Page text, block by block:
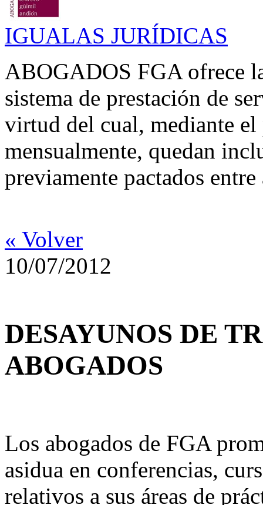
IGUALAS JURÍDICAS
ABOGADOS FGA ofrece
sistema de prestación de
virtud del cual, mediante el
mensualmente, quedan
previamente pactados entre
« Volver
10/07/2012
DESAYUNOS DE
ABOGADOS
Los abogados de FGA
asidua en conferencias,
relativos a sus áreas de